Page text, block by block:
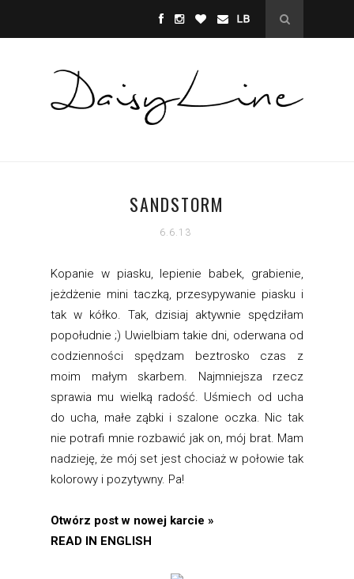
SANDSTORM
6.6.13
Kopanie w piasku, lepienie babek, grabienie,
jeżdżenie mini taczką, przesypywanie piasku i
tak w kółko. Tak, dzisiaj aktywnie spędziłam
popołudnie ;) Uwielbiam takie dni, oderwana od
codzienności spędzam beztrosko czas z
moim małym skarbem. Najmniejsza rzecz
sprawia mu wielką radość. Uśmiech od ucha
do ucha, małe ząbki i szalone oczka. Nic tak
nie potrafi mnie rozbawić jak on, mój brat. Mam
nadzieję, że mój set jest chociaż w połowie tak
kolorowy i pozytywny. Pa!
Otwórz post w nowej karcie »
READ IN ENGLISH